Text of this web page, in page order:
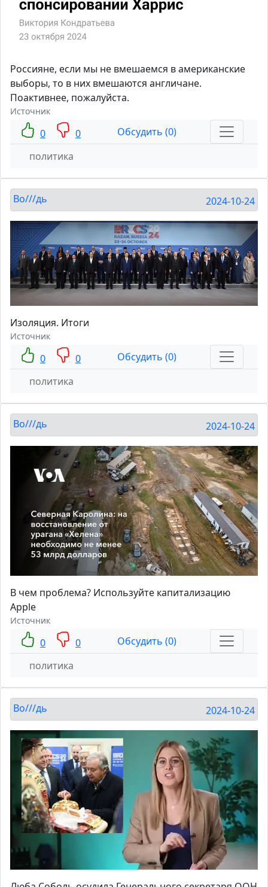
Россияне, если мы не вмешаемся в американские
выборы, то в них вмешаются англичане.
Поактивнее, пожалуйста.
Источник
0 0
Обсудить (0)
политика
Во///дь 2024-10-24
Изоляция. Итоги
Источник
0 0
Обсудить (0)
политика
Во///дь 2024-10-24
В чем проблема? Используйте капитализацию
Apple
Источник
0 0
Обсудить (0)
политика
Во///дь 2024-10-24